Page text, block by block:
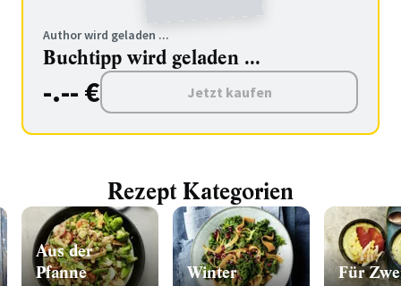
Author wird geladen ...
Buchtipp wird geladen ...
-.-- € Jetzt kaufen
Rezept Kategorien
Aus der
Pfanne
Winter Für